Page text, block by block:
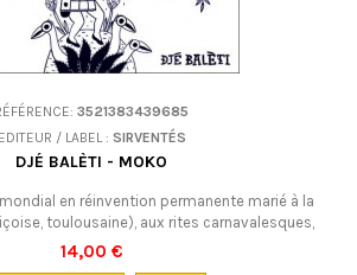
3521383439685
EDITEUR / LABEL : SIRVENTÉS
DJÉ BALÈTI - MOKO
en réinvention permanente marié à la
toulousaine), aux rites carnavalesques,
Djé Balèti crée son propre style musical avec
symbole à lui seul de l’union des deux rives
14,00 €